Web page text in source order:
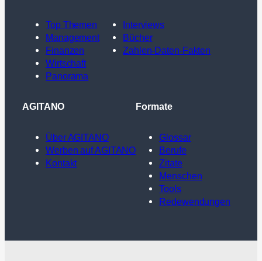
Top Themen
Management
Finanzen
Wirtschaft
Panorama
Interviews
Bücher
Zahlen-Daten-Fakten
AGITANO
Über AGITANO
Werben auf AGITANO
Kontakt
Formate
Glossar
Berufe
Zitate
Menschen
Tools
Redewendungen